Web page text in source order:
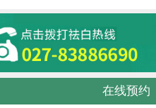
在线预约